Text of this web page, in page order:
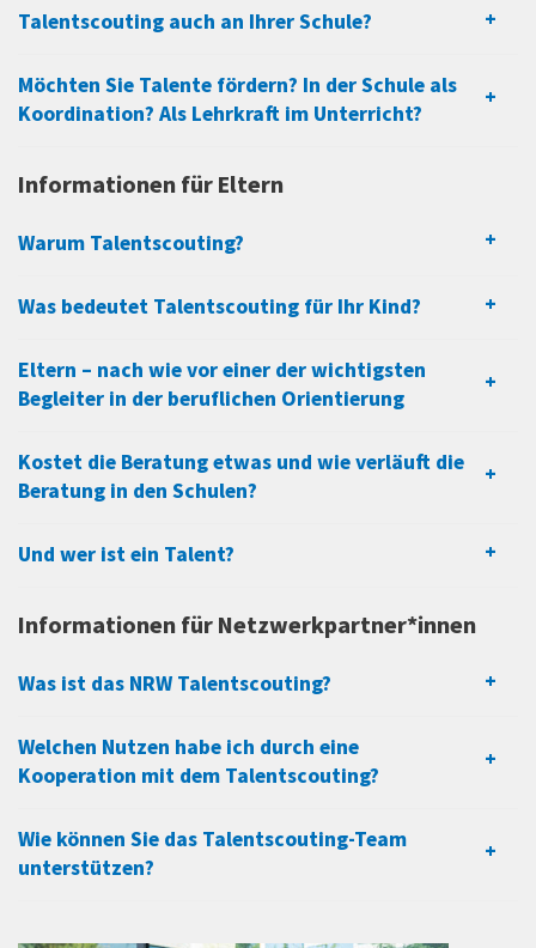
Talentscouting auch an Ihrer Schule?
Möchten Sie Talente fördern? In der Schule als
Koordination? Als Lehrkraft im Unterricht?
Informationen für Eltern
Warum Talentscouting?
Was bedeutet Talentscouting für Ihr Kind?
Eltern – nach wie vor einer der wichtigsten
Begleiter in der beruflichen Orientierung
Kostet die Beratung etwas und wie verläuft die
Beratung in den Schulen?
Und wer ist ein Talent?
Informationen für Netzwerkpartner*innen
Was ist das NRW Talentscouting?
Welchen Nutzen habe ich durch eine
Kooperation mit dem Talentscouting?
Wie können Sie das Talentscouting-Team
unterstützen?